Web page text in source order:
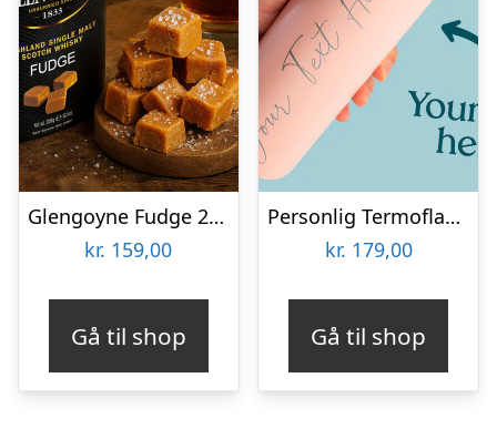
Glengoyne Fudge 250 gram
kr. 159,00
Gå til shop
Personlig Termoflaske med Sugrør & Tekst – 600 ml
kr. 179,00
Gå til shop